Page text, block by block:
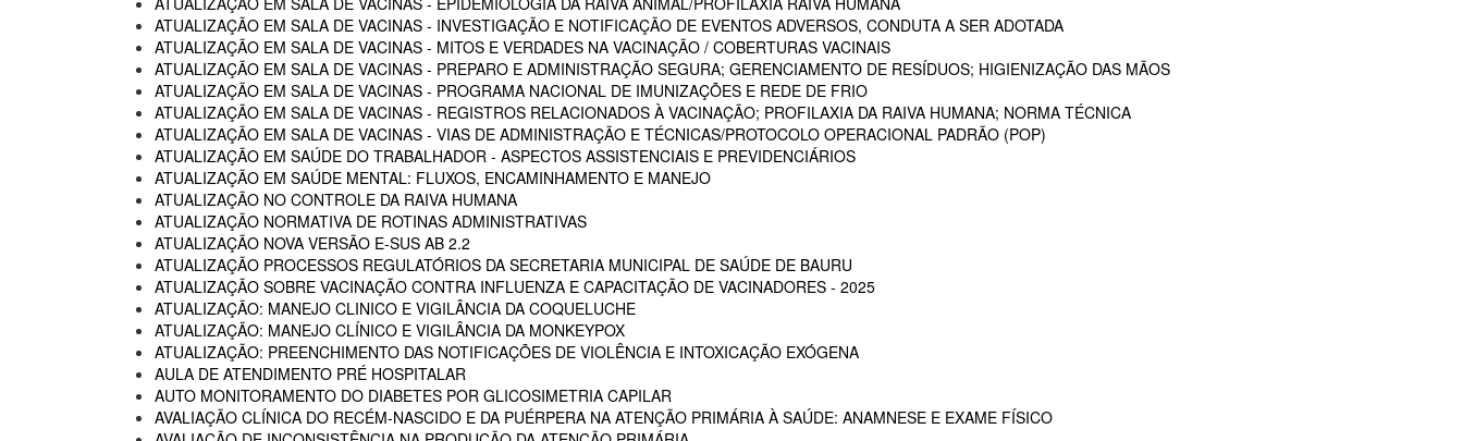
ATUALIZAÇÃO EM SALA DE VACINAS - INVESTIGAÇÃO E NOTIFICAÇÃO DE EVENTOS ADVERSOS, CONDUTA A SER ADOTADA
ATUALIZAÇÃO EM SALA DE VACINAS - MITOS E VERDADES NA VACINAÇÃO / COBERTURAS VACINAIS
ATUALIZAÇÃO EM SALA DE VACINAS - PREPARO E ADMINISTRAÇÃO SEGURA; GERENCIAMENTO DE RESÍDUOS; HIGIENIZAÇÃO DAS MÃOS
ATUALIZAÇÃO EM SALA DE VACINAS - PROGRAMA NACIONAL DE IMUNIZAÇÕES E REDE DE FRIO
ATUALIZAÇÃO EM SALA DE VACINAS - REGISTROS RELACIONADOS À VACINAÇÃO; PROFILAXIA DA RAIVA HUMANA; NORMA TÉCNICA
ATUALIZAÇÃO EM SALA DE VACINAS - VIAS DE ADMINISTRAÇÃO E TÉCNICAS/PROTOCOLO OPERACIONAL PADRÃO (POP)
ATUALIZAÇÃO EM SAÚDE DO TRABALHADOR - ASPECTOS ASSISTENCIAIS E PREVIDENCIÁRIOS
ATUALIZAÇÃO EM SAÚDE MENTAL: FLUXOS, ENCAMINHAMENTO E MANEJO
ATUALIZAÇÃO NO CONTROLE DA RAIVA HUMANA
ATUALIZAÇÃO NORMATIVA DE ROTINAS ADMINISTRATIVAS
ATUALIZAÇÃO NOVA VERSÃO E-SUS AB 2.2
ATUALIZAÇÃO PROCESSOS REGULATÓRIOS DA SECRETARIA MUNICIPAL DE SAÚDE DE BAURU
ATUALIZAÇÃO SOBRE VACINAÇÃO CONTRA INFLUENZA E CAPACITAÇÃO DE VACINADORES - 2025
ATUALIZAÇÃO: MANEJO CLINICO E VIGILÂNCIA DA COQUELUCHE
ATUALIZAÇÃO: MANEJO CLÍNICO E VIGILÂNCIA DA MONKEYPOX
ATUALIZAÇÃO: PREENCHIMENTO DAS NOTIFICAÇÕES DE VIOLÊNCIA E INTOXICAÇÃO EXÓGENA
AULA DE ATENDIMENTO PRÉ HOSPITALAR
AUTO MONITORAMENTO DO DIABETES POR GLICOSIMETRIA CAPILAR
AVALIAÇÃO CLÍNICA DO RECÉM-NASCIDO E DA PUÉRPERA NA ATENÇÃO PRIMÁRIA À SAÚDE: ANAMNESE E EXAME FÍSICO